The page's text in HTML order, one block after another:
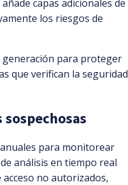
capas adicionales de
los riesgos de
generación para proteger
que verifican la seguridad
para monitorear
análisis en tiempo real
no autorizados,